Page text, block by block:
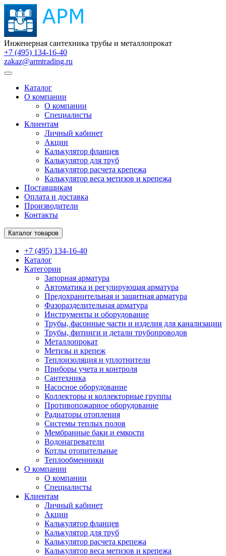
Инженерная сантехника трубы и металлопрокат
+7 (495) 134-16-40
zakaz@armtrading.ru
Каталог
О компании
О компании
Специалисты
Клиентам
Личный кабинет
Акции
Калькулятор фланцев
Калькулятор для труб
Калькулятор расчета крепежа
Калькулятор веса метизов и крепежа
Поставщикам
Оплата и доставка
Производители
Контакты
Каталог товаров
+7 (495) 134-16-40
Каталог
Категории
Запорная арматура
Автоматика и регулирующая арматура
Предохранительная и защитная арматура
Фазоразделительная арматура
Инструменты и оборудование
Трубы, фасонные части и изделия для канализации
Трубы, фитинги и детали трубопроводов
Металлопрокат
Метизы и крепеж
Теплоизоляция и уплотнители
Приборы учета и контроля
Сантехника
Насосное оборудование
Коллекторы и коллекторные группы
Противопожарное оборудование
Радиаторы отопления
Системы теплых полов
Мембранные баки и емкости
Водонагреватели
Котлы отопительные
Теплообменники
О компании
О компании
Специалисты
Клиентам
Личный кабинет
Акции
Калькулятор фланцев
Калькулятор для труб
Калькулятор расчета крепежа
Калькулятор веса метизов и крепежа